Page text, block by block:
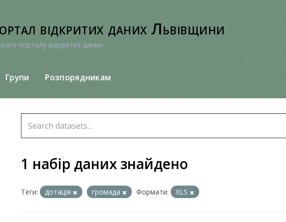
відкритих даних Львівщини
порталу відкритих даних
Групи Розпорядникам
1 набір даних знайдено
Теги: дотація громада Формати: XLS